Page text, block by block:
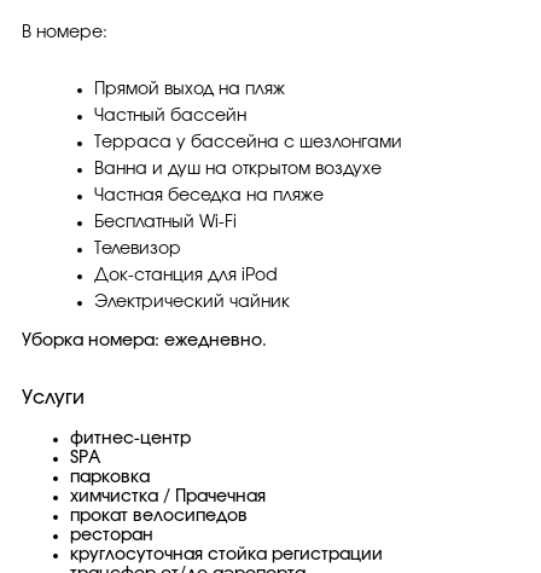
В номере:
Прямой выход на пляж
Частный бассейн
Терраса у бассейна с шезлонгами
Ванна и душ на открытом воздухе
Частная беседка на пляже
Бесплатный Wi-Fi
Телевизор
Док-станция для iPod
Электрический чайник
Уборка номера: ежедневно.
Услуги
фитнес-центр
SPA
парковка
химчистка / Прачечная
прокат велосипедов
ресторан
круглосуточная стойка регистрации